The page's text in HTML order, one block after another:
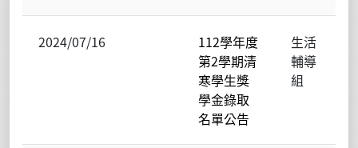
2024/07/16
112學年度
第2學期清
寒學生獎
學金錄取
名單公告
生活
輔導
組